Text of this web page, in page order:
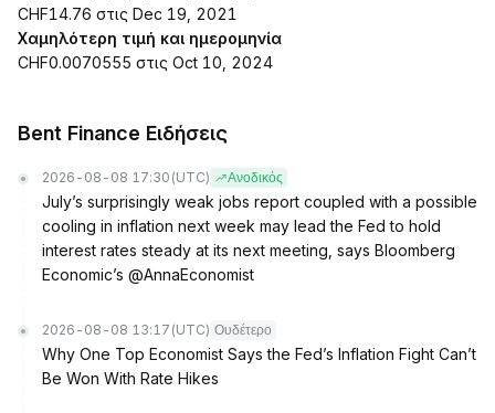
CHF14.76 στις Dec 19, 2021
Χαμηλότερη τιμή και ημερομηνία
CHF0.0070555 στις Oct 10, 2024
Bent Finance Ειδήσεις
2026-08-08 17:30 (UTC) Ανοδικός
July’s surprisingly weak jobs report coupled with a possible
cooling in inflation next week may lead the Fed to hold
interest rates steady at its next meeting, says Bloomberg
Economic’s @AnnaEconomist
2026-08-08 13:17 (UTC) Ουδέτερο
Why One Top Economist Says the Fed’s Inflation Fight Can’t
Be Won With Rate Hikes